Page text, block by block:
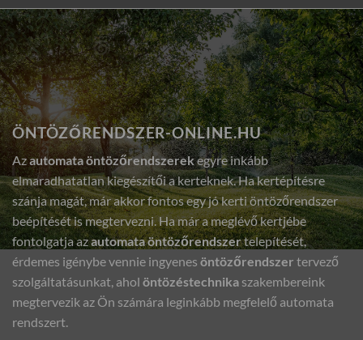
ÖNTÖZŐRENDSZER-ONLINE.HU
Azautomata öntözőrendszerekegyre inkább
elmaradhatatlan kiegészítői a kerteknek. Ha kertépítésre
szánja magát, már akkor fontos egy jó kerti öntözőrendszer
beépítését is megtervezni. Ha már a meglévő kertjébe
fontolgatja azautomata öntözőrendszertelepítését,
érdemes igénybe vennie ingyenes öntözőrendszer tervező
szolgáltatásunkat, ahol öntözéstechnika szakembereink
megtervezik az Ön számára leginkább megfelelő automata
rendszert.